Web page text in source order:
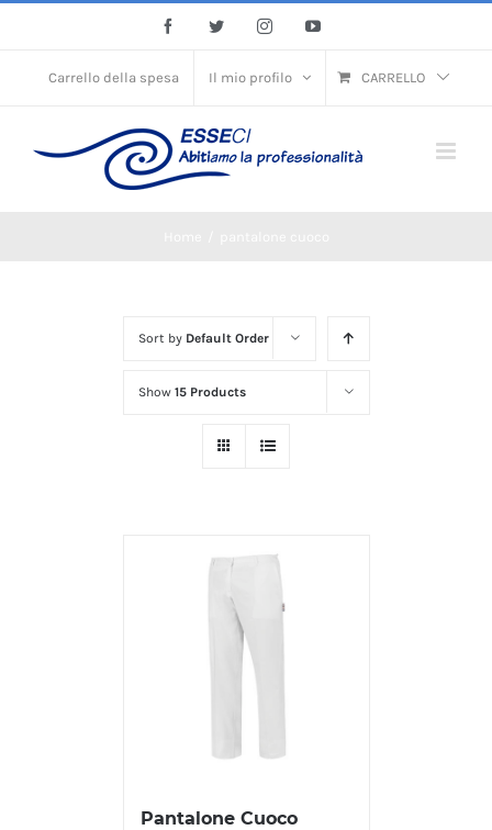
content
FacebookTwitter InstagramYouTube
Carrello della spesa Il mio profilo CARRELLO
Sort by Default Order
Show 15 Products
Pantalone Cuoco